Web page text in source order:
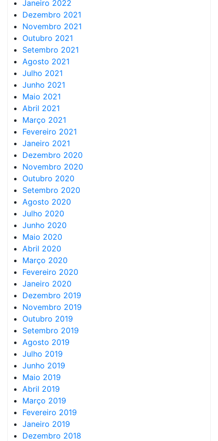
Janeiro 2022
Dezembro 2021
Novembro 2021
Outubro 2021
Setembro 2021
Agosto 2021
Julho 2021
Junho 2021
Maio 2021
Abril 2021
Março 2021
Fevereiro 2021
Janeiro 2021
Dezembro 2020
Novembro 2020
Outubro 2020
Setembro 2020
Agosto 2020
Julho 2020
Junho 2020
Maio 2020
Abril 2020
Março 2020
Fevereiro 2020
Janeiro 2020
Dezembro 2019
Novembro 2019
Outubro 2019
Setembro 2019
Agosto 2019
Julho 2019
Junho 2019
Maio 2019
Abril 2019
Março 2019
Fevereiro 2019
Janeiro 2019
Dezembro 2018